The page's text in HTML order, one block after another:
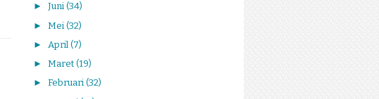
► Juni (34)
► Mei (32)
► April (7)
► Maret (19)
► Februari (32)